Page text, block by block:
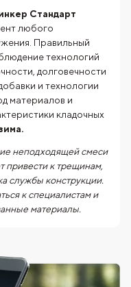
Стандарт
любого
Правильный
технологий
долговечности
и технологии
материалов и
кладочных
неподходящей смеси
привести к трещинам,
службы конструкции.
к специалистам и
материалы.